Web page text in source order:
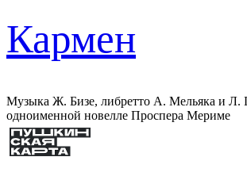
Кармен
Музыка Ж. Бизе, либретто А. Мельяка и Л.
одноименной новелле Проспера Мериме